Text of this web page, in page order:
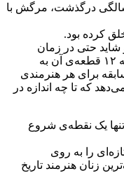
که رویش در سال ۱۷۵۰ و در ۸۶ سالگی درگذشت، مرگش با
حتی در زمان
حیاتش مجموعه‌ای از اشعار منتشر شد که ۱۲ قطعه‌ی آن به
برای هر هنرمندی
که تا چه اندازه در
تنها یک نقطه‌ی شروع
را به روی
زنان هنرمند تاریخ